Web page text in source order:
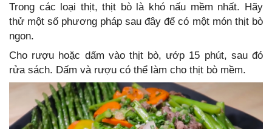
Trong các loại thịt, thịt bò là khó nấu mềm nhất. Hãy
thử một số phương pháp sau đây để có một món thịt bò
ngon.
Cho rượu hoặc dấm vào thịt bò, ướp 15 phút, sau đó
rửa sách. Dấm và rượu có thể làm cho thịt bò mềm.